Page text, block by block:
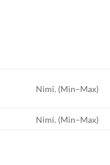
Nimi. (Min–Max)
Nimi. (Min–Max)